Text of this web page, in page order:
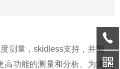
测量，skidless支持，并能
高功能的测量和分析。为满